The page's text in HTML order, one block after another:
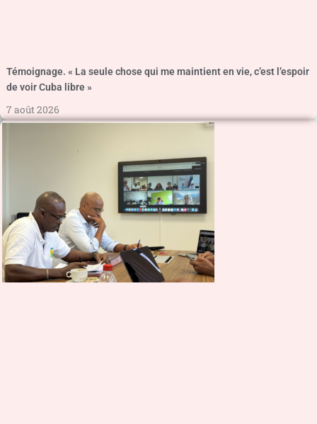
Témoignage. « La seule chose qui me maintient en vie, c’est l’espoir
de voir Cuba libre »
7 août 2026